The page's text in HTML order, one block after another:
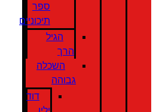
ספר
תיכוניים
הגיל
הרך
השכלה
גבוהה
דוד